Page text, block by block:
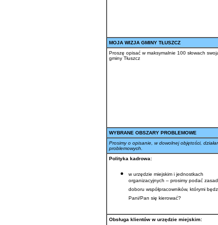
MOJA WIZJA GMINY TŁUSZCZ
Proszę opisać w maksymalnie 100 słowach
gminy Tłuszcz
WYBRANE OBSZARY PROBLEMOWE
Prosimy o opisanie, w dowolnej objętości,
problemowych.
Polityka kadrowa:
w urzędzie miejskim i jednostkach
organizacyjnych – prosimy podać
doboru współpracowników, którymi
Pani/Pan się kierować?
Obsługa klientów w urzędzie miejskim: